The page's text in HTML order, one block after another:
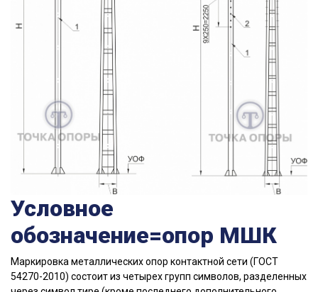
Условное
обозначение=опор МШК
Маркировка металлических опор контактной сети (ГОСТ
54270-2010) состоит из четырех групп символов, разделенных